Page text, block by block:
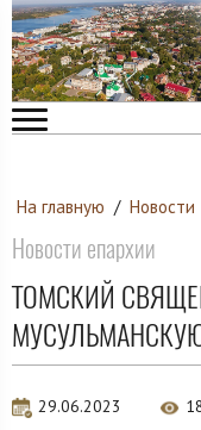
На главную / Новости
Новости епархии
ТОМСКИЙ
29.06.2023